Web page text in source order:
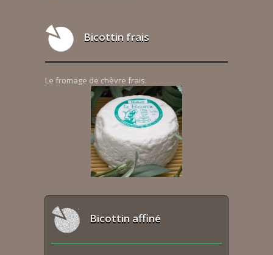
Bicottin frais
Le fromage de chèvre frais.
Bicottin affiné